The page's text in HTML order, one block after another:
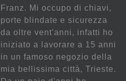
Franz. Mi occupo di chiavi,
porte blindate e sicurezza
da oltre vent'anni, infatti ho
iniziato a lavorare a 15 anni
in un famoso negozio della
mia bellissima città, Trieste.